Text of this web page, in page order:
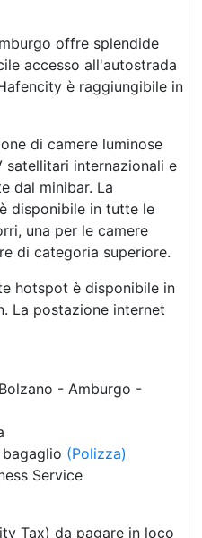
offre splendide
accesso all'autostrada
è raggiungibile in
di camere luminose
satellitari internazionali e
dal minibar. La
disponibile in tutte le
una per le camere
di categoria superiore.
hotspot è disponibile in
La postazione internet
- Amburgo -
(Polizza)
Service
Tax) da pagare in loco